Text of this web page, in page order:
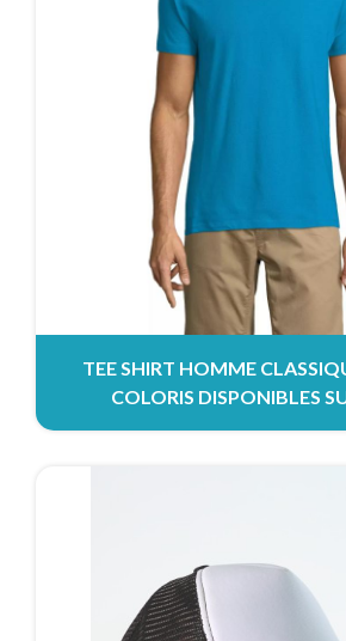
TEE SHIRT HOMME
COLORIS DISPONIBLES